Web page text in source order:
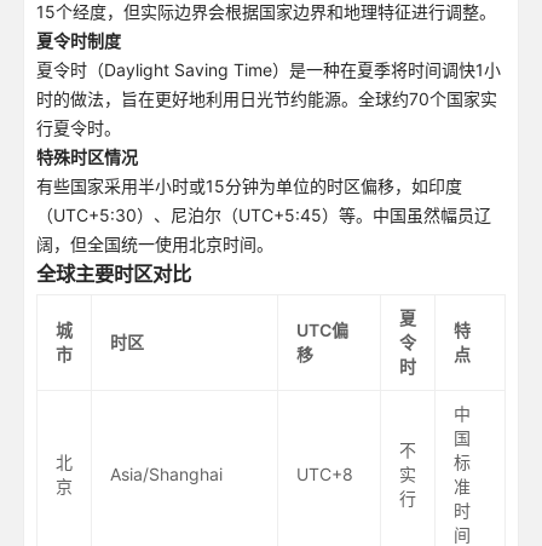
15个经度，但实际边界会根据国家边界和地理特征进行调整。
夏令时制度
夏令时（Daylight Saving Time）是一种在夏季将时间调快1小
时的做法，旨在更好地利用日光节约能源。全球约70个国家实
行夏令时。
特殊时区情况
有些国家采用半小时或15分钟为单位的时区偏移，如印度
（UTC+5:30）、尼泊尔（UTC+5:45）等。中国虽然幅员辽
阔，但全国统一使用北京时间。
全球主要时区对比
城
市
时区
UTC偏
移
夏
令
时
特
点
北
京
Asia/Shanghai UTC+8
不
实
行
中
国
标
准
时
间